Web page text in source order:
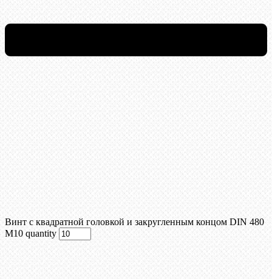
Винт с квадратной головкой и закругленным концом DIN 480
М10 quantity